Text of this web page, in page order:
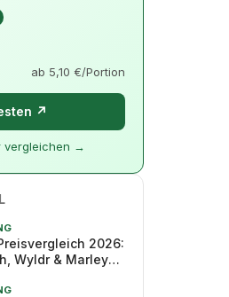
ab 5,10 €/Portion
↗
vergleichen →
2026:
Wyldr & Marley